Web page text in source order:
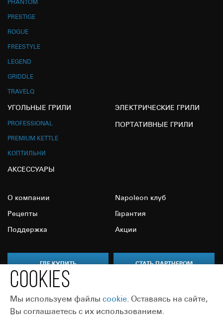
PHANTOM
PRESTIGE
ROGUE
FREESTYLE
LEGEND
GRIDDLE
TRAVELQ
УГОЛЬНЫЕ ГРИЛИ
PROFESSIONAL
PREMIUM KETTLE
КОПТИЛЬНИ
ЭЛЕКТРИЧЕСКИЕ ГРИЛИ
ПОРТАТИВНЫЕ ГРИЛИ
АКСЕССУАРЫ
О компании Napoleon клуб
Рецепты Гарантия
Поддержка Акции
ГДЕ КУПИТЬ СТАТЬ ПАРТНЕРОМ
COOKIES
Мы используем файлы сookie. Оставаясь на сайте,
Вы соглашаетесь с их использованием.